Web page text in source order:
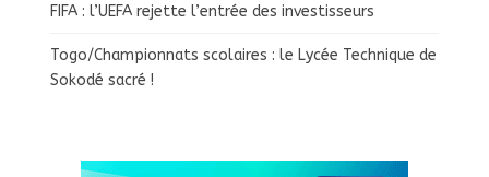
FIFA : l’UEFA rejette l’entrée des investisseurs
Togo/Championnats scolaires : le Lycée Technique de
Sokodé sacré !